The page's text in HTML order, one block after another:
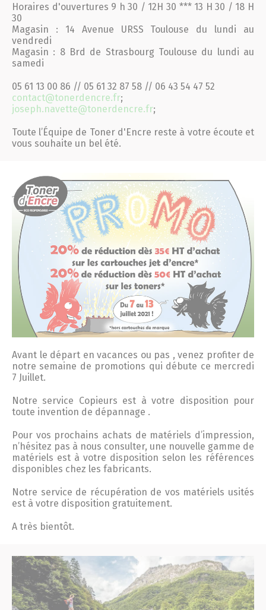
Horaires d'ouvertures 9 h 30 / 12H 30 *** 13 H 30 / 18 H
30
Magasin : 14 Avenue URSS Toulouse du lundi au
vendredi
Magasin : 8 Brd de Strasbourg Toulouse du lundi au
samedi
05 61 13 00 86 // 05 61 32 87 58 // 06 43 54 47 52
contact@tonerdencre.fr;
joseph.navette@tonerdencre.fr;
Toute l’Équipe de Tonerd'Encre reste à votre écoute et
vous souhaite un bel été.
Avant le départ en vacances ou pas , venez profiter de
notre semaine de promotions qui débute ce mercredi
7 Juillet.
Notre service Copieurs est à votre disposition pour
toute invention de dépannage .
Pour vos prochains achats de matériels d’impression,
n’hésitez pas à nous consulter, une nouvelle gamme de
matériels est à votre disposition selon les références
disponibles chez les fabricants.
Notre service de récupération de vos matériels usités
est à votre disposition gratuitement.
A très bientôt.